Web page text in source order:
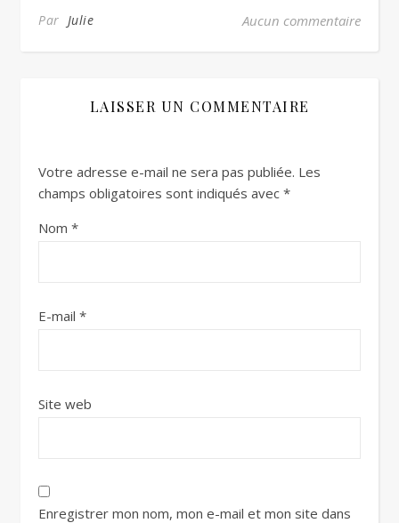
Par Julie Aucun commentaire
LAISSER UN COMMENTAIRE
Votre adresse e-mail ne sera pas publiée. Les
champs obligatoires sont indiqués avec *
Nom *
E-mail *
Site web
Enregistrer mon nom, mon e-mail et mon site dans